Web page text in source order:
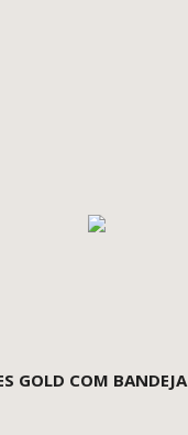
GOLD COM BANDEJA